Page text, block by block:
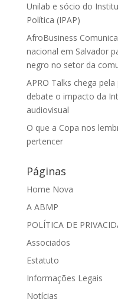
Unilab e sócio do
Política (IPAP)
AfroBusiness
nacional em Salvador
negro no setor da
APRO Talks chega
debate o impacto da
audiovisual
O que a Copa nos
pertencer
Páginas
Home Nova
A ABMP
POLÍTICA DE
Associados
Estatuto
Informações Legais
Notícias